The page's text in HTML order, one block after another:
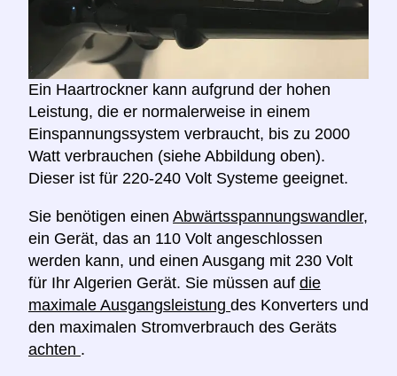
Ein Haartrockner kann aufgrund der hohen
Leistung, die er normalerweise in einem
Einspannungssystem verbraucht, bis zu 2000
Watt verbrauchen (siehe Abbildung oben).
Dieser ist für 220-240 Volt Systeme geeignet.
Sie benötigen einen Abwärtsspannungswandler,
ein Gerät, das an 110 Volt angeschlossen
werden kann, und einen Ausgang mit 230 Volt
für Ihr Algerien Gerät. Sie müssen auf die
maximale Ausgangsleistung des Konverters und
den maximalen Stromverbrauch des Geräts
achten .